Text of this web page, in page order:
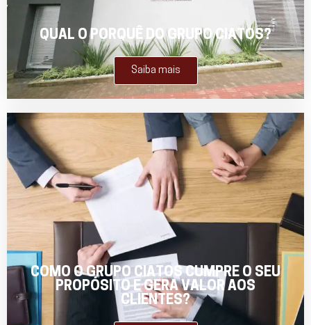
QUAL O PORQUÊ DO GRUPO CIATOS?
Saiba mais
COMO O GRUPO CIATOS CUMPRE O SEU
PROPÓSITO E GERA VALOR AOS
CLIENTES?